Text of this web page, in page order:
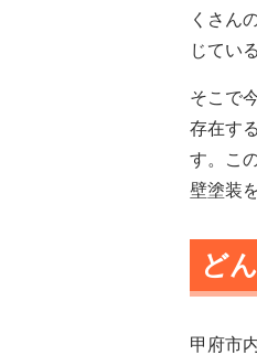
くさん
じてい
そこで
存在す
す。こ
壁塗装
ど
甲府市